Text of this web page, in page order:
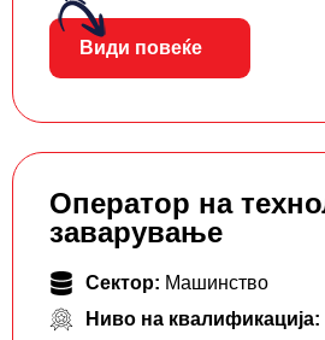
Види повеќе
Оператор на
заварување
Сектор: Машинство
Ниво на квалификација: